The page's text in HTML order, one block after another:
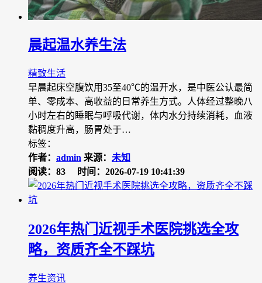
晨起温水养生法
精致生活
早晨起床空腹饮用35至40℃的温开水，是中医公认最简
单、零成本、高收益的日常养生方式。人体经过整晚八
小时左右的睡眠与呼吸代谢，体内水分持续消耗，血液
黏稠度升高，肠胃处于…
标签：
作者： admin 来源： 未知
阅读：83
时间：2026-07-19 10:41:39
2026年热门近视手术医院挑选全攻
略，资质齐全不踩坑
养生资讯